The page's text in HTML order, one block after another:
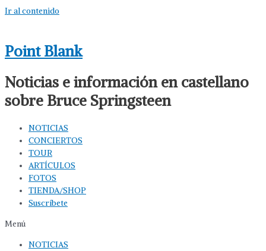
Ir al contenido
Point Blank
Noticias e información en castellano
sobre Bruce Springsteen
NOTICIAS
CONCIERTOS
TOUR
ARTÍCULOS
FOTOS
TIENDA/SHOP
Suscríbete
Menú
NOTICIAS